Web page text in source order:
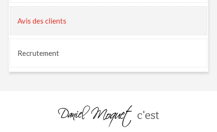
Avis des clients
Recrutement
c'est